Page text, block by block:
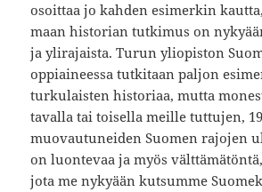
osoittaa jo kahden esimerkin
maan historian tutkimus on
ja ylirajaista. Turun yliopiston
oppiaineessa tutkitaan paljon
turkulaisten historiaa, mutta
tavalla tai toisella meille tuttujen,
muovautuneiden Suomen rajojen
on luontevaa ja myös
jota me nykyään kutsumme